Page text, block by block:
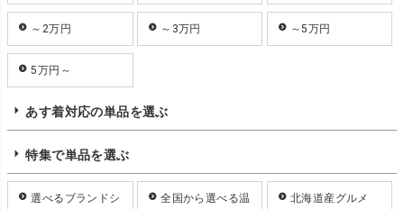
～2万円 ～3万円 ～5万円
5万円～
あす着対応の単品を選ぶ
特集で単品を選ぶ
選べるブランドシ
全国から選べる温
北海道産グルメ